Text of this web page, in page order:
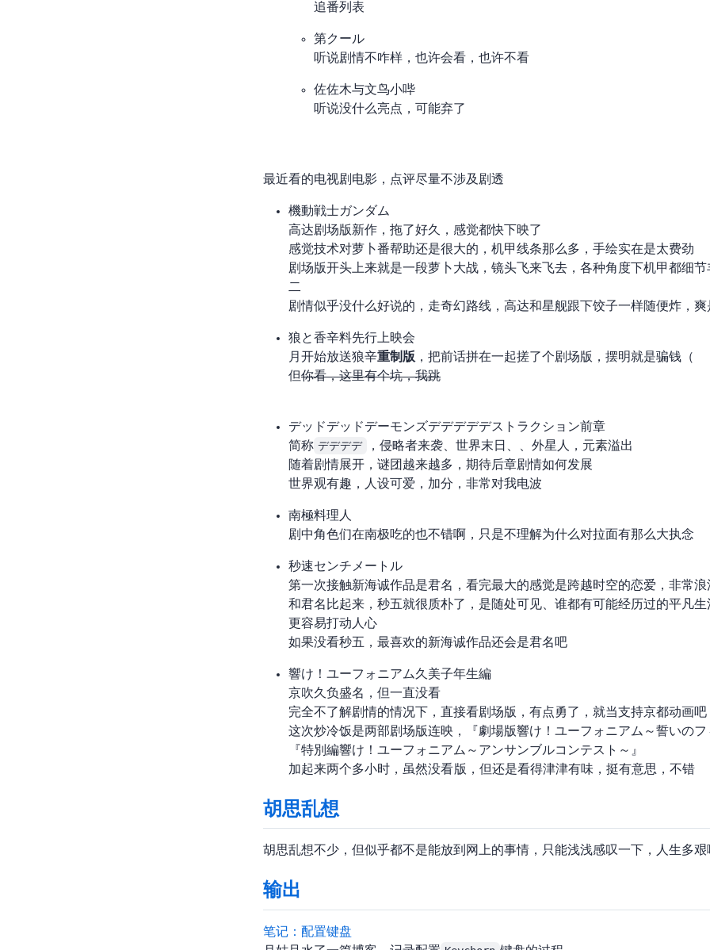
追番列表+1
SYNDUALITY Noir 第2クール
听说剧情不咋样，也许会看，也许不看
佐佐木与文鸟小哔
听说没什么亮点，可能弃了
最近看的电视剧/电影，点评尽量不涉及剧透
機動戦士ガンダム SEED FREEDOM
高达剧场版新作，拖了好久，感觉都快下映了
感觉 3D 技术对萝卜番帮助还是很大的，机甲线条那么多，手绘实在是太费劲
剧场版开头上来就是一段萝卜大战，镜头飞来飞去，各种角度下机甲都细
二
剧情似乎没什么好说的，走奇幻路线，高达和星舰跟下饺子一样随便炸，
狼と香辛料 先行上映会
4 月开始放送狼辛重制版 ，把前 4 话拼在一起搓了个剧场版，摆明就是骗钱（
但“你看，这里有个坑，我跳“
デッドデッドデーモンズデデデデデストラクション 前章
简称 デデデデ
，侵略者来袭、世界末日、UFO、外星人，元素溢出
随着剧情展开，谜团越来越多，期待后章剧情如何发展
世界观有趣，人设可爱，bgm 加分，非常对我电波
南極料理人
剧中角色们在南极吃的也不错啊，只是不理解为什么对拉面有那么大执念
秒速5センチメートル
第一次接触新海诚作品是君名，看完最大的感觉是 “跨越时空的恋爱，非常浪
和君名比起来，秒五就很质朴了，是随处可见、谁都有可能经历过的平凡
更容易打动人心
如果没看秒五，最喜欢的新海诚作品还会是君名吧
響け！ユーフォニアム 久美子2年生編
京吹久负盛名，但一直没看
完全不了解剧情的情况下，直接看剧场版，有点勇了，就当支持京都动画吧
这次炒冷饭是两部剧场版连映，『劇場版 響け！ユーフォニアム～誓いのフ
『特別編 響け！ユーフォニアム～アンサンブルコンテスト～』
加起来两个多小时，虽然没看 TV 版，但还是看得津津有味，挺有意思，不错
胡思乱想
胡思乱想不少，但似乎都不是能放到网上的事情，只能浅浅感叹一下，人生多艰
输出
笔记： 配置 Keychron 键盘